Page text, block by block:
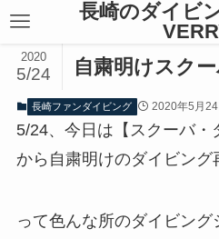
長崎のダイビ
自粛明けスク
2020
5/24
長崎ファンダイビング 2020年5月24
5/24、今日は【スクーバ・
から自粛明けのダイビング
って色んな所のダイビン